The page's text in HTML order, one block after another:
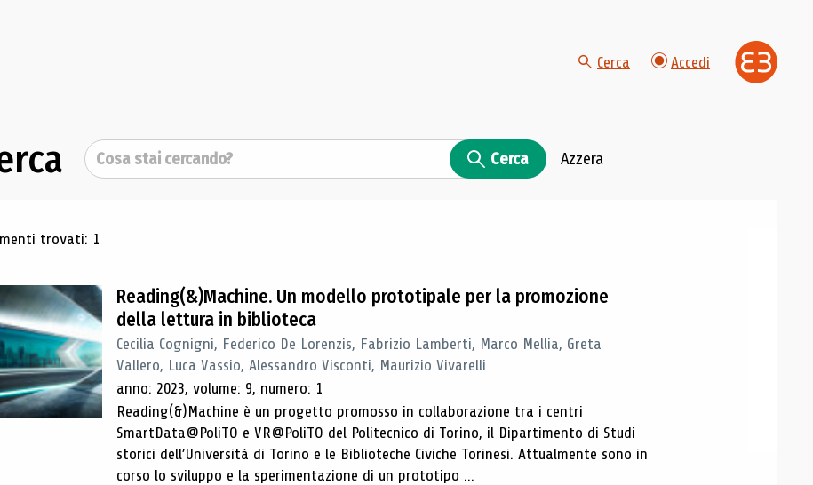
Cerca Accedi
Cerca Cerca Azzera
di ricerca
trovati: 1
Reading(&)Machine. Un modello prototipale per la promozione
della lettura in biblioteca
Cecilia Cognigni, Federico De Lorenzis, Fabrizio Lamberti, Marco Mellia, Greta
Vallero, Luca Vassio, Alessandro Visconti, Maurizio Vivarelli
anno: 2023, volume: 9, numero: 1
Reading(&)Machine è un progetto promosso in collaborazione tra i centri
SmartData@PoliTO e VR@PoliTO del Politecnico di Torino, il Dipartimento di Studi
storici dell’Università di Torino e le Biblioteche Civiche Torinesi. Attualmente sono in
corso lo sviluppo e la sperimentazione di un prototipo ...